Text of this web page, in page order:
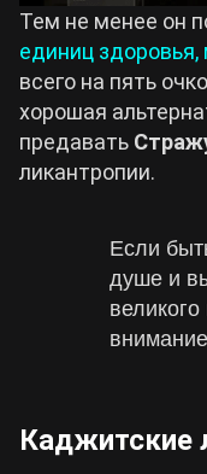
Тем не менее он
единиц
всего на пять
хорошая
предавать
ликантропии.
Если
душе и
великого
Каджитские